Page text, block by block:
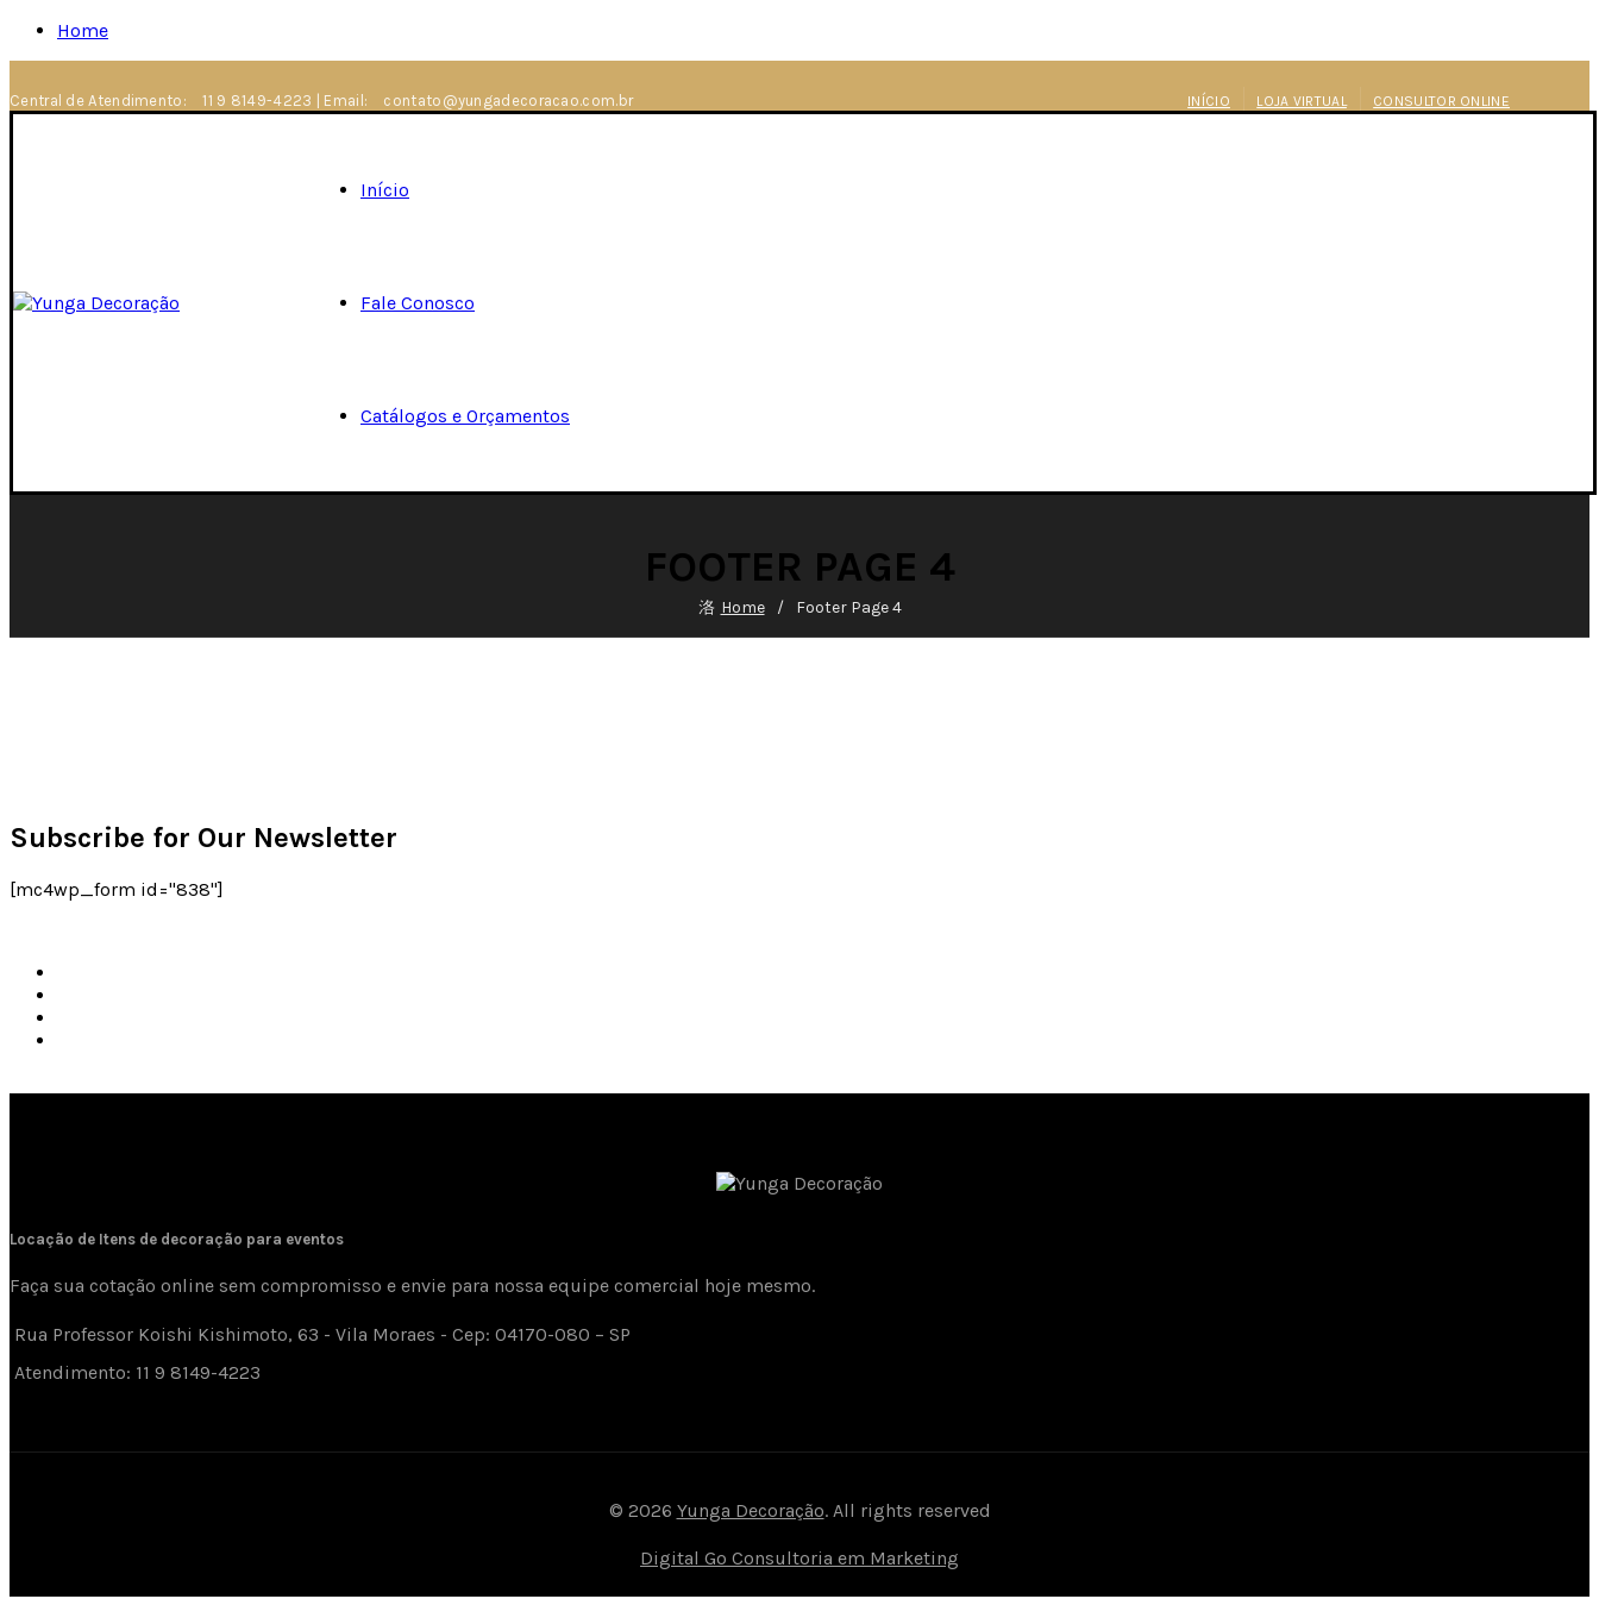
Home
Central de Atendimento: 11 9 8149-4223 Email: contato@yungadecoracao.com.br INÍCIO LOJA VIRTUAL CONSULTOR ONLINE
Início
Fale Conosco
Catálogos e Orçamentos
FOOTER PAGE 4
Home Footer Page 4
Subscribe for Our Newsletter
[mc4wp_form id="838"]
Locação de Itens de decoração para eventos
Faça sua cotação online sem compromisso e envie para nossa equipe comercial hoje mesmo.
Rua Professor Koishi Kishimoto, 63 - Vila Moraes - Cep: 04170-080 – SP
Atendimento: 11 9 8149-4223
© 2026 Yunga Decoração. All rights reserved
Digital Go Consultoria em Marketing